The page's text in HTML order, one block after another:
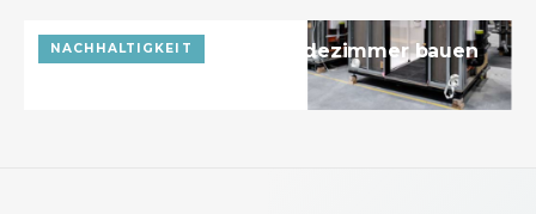
NACHHALTIGKEIT
Verändern Sie, wie Sie Badezimmer bauen